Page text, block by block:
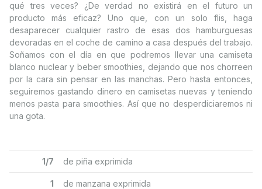
qué tres veces? ¿De verdad no existirá en el futuro un
producto más eficaz? Uno que, con un solo flis, haga
desaparecer cualquier rastro de esas dos hamburguesas
devoradas en el coche de camino a casa después del trabajo.
Soñamos con el día en que podremos llevar una camiseta
blanco nuclear y beber smoothies, dejando que nos chorreen
por la cara sin pensar en las manchas. Pero hasta entonces,
seguiremos gastando dinero en camisetas nuevas y teniendo
menos pasta para smoothies. Así que no desperdiciaremos ni
una gota.
1/7 de piña exprimida
1 de manzana exprimida